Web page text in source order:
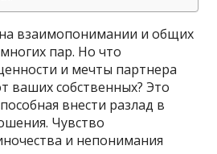
взаимопонимании и общих
пар. Но что
и мечты партнера
ваших собственных? Это
внести разлад в
Чувство
и непонимания